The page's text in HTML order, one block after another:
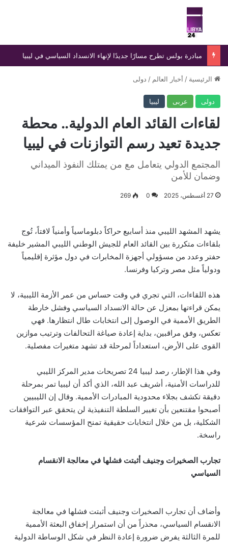
بحث عن
مبادرة بولس تطرح مسارًا جديدًا لإنهاء الانسداد السياسي في ليبيا
الرئيسية / أخبار العالم / دولى
دولى عربى ليبيا
لقاءات القائد العام الدولية.. محطة
جديدة تعيد رسم التوازنات في ليبيا
المجتمع الدولي يتعامل مع من يمتلك النفوذ الميداني
وضمان للأمن
27 أغسطس، 2025 0
269
يشهد المشهد الليبي منذ أسابيع حراكاً دبلوماسياً وأمنياً لافتاً، تُوج
بلقاءات متكررة بين القائد العام للجيش الوطني الليبي المشير خليفة
حفتر وعدد من مسؤولي أجهزة المخابرات في دول مؤثرة إقليمياً
ودولياً مثل مصر وتركيا وفرنسا.
هذه اللقاءات، التي تجري في وقت حساس من عمر الأزمة الليبية، لا
يمكن قراءتها بمعزل عن حالة الانسداد السياسي وفشل خارطة
الطريق الأممية في الوصول إلى انتخابات طال انتظارها. فهي
تعكس، وفق مراقبين، بداية إعادة صياغة التحالفات وترتيب موازين
القوى على الأرض، استعداداً لمرحلة قد تشهد متغيرات مفصلية.
وفي هذا الإطار، رصد ليبيا 24 تصريحات مدير المركز الليبي
للدراسات الأمنية، أشريف عبد الله، الذي أكد أن ليبيا تمر بمرحلة
دقيقة تكشف بجلاء محدودية المبادرات الأممية. وقال إن الليبيين
أصبحوا مقتنعين بأن تغيير السلطة التنفيذية لن يتحقق عبر التوافقات
الشكلية، بل من خلال انتخابات حقيقية تمنح المؤسسات شرعية
راسخة.
تجارب الصخيرات وجنيف أثبتت فشلها في معالجة الانقسام
السياسي
وأضاف أن تجارب الصخيرات وجنيف أثبتت فشلها في معالجة
الانقسام السياسي، محذراً من أن استمرار إخفاق البعثة الأممية
للمرة الثالثة يفرض ضرورة إعادة النظر في شكل الوساطة الدولية